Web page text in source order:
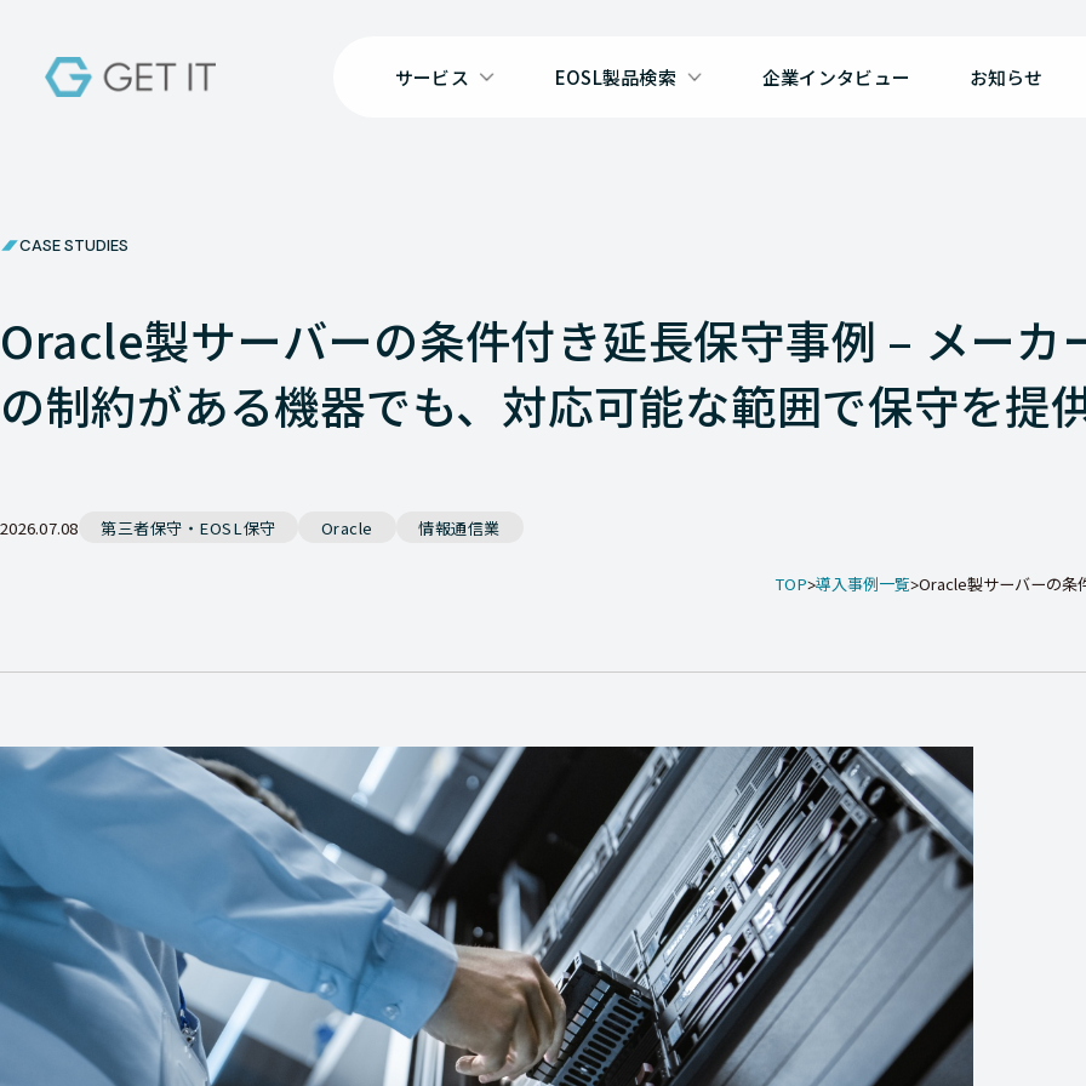
サービス EOSL製品検索 企業インタビュー お知らせ
CASE STUDIES
Oracle製サーバーの条件付き延長保守事例 – メーカ
の制約がある機器でも、対応可能な範囲で保守を提
2026.07.08 第三者保守・EOSL保守 Oracle 情報通信業
TOP 導入事例一覧 Oracle製サーバーの条